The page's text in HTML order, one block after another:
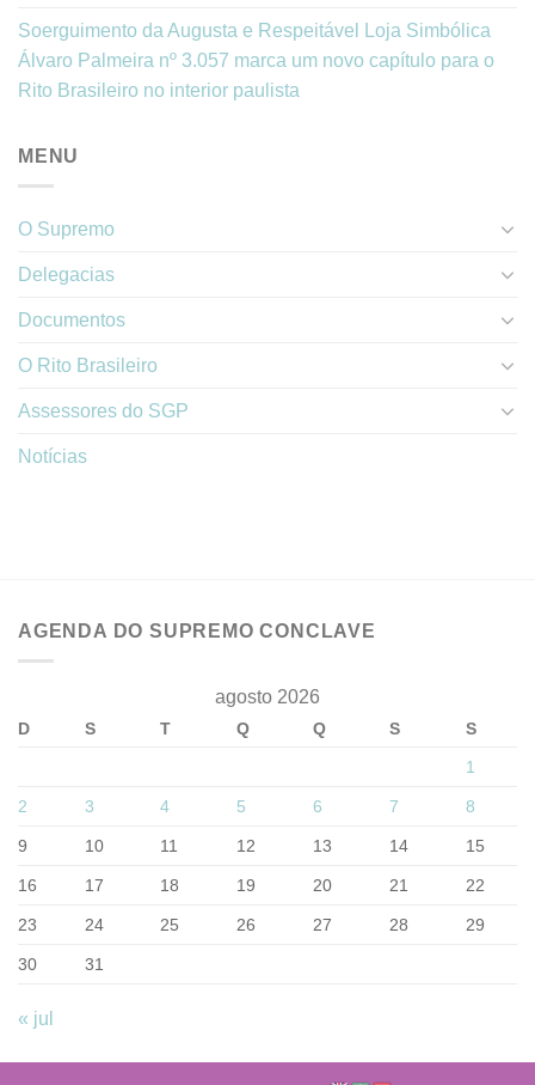
Soerguimento da Augusta e Respeitável Loja Simbólica
Álvaro Palmeira nº 3.057 marca um novo capítulo para o
Rito Brasileiro no interior paulista
MENU
O Supremo
Delegacias
Documentos
O Rito Brasileiro
Assessores do SGP
Notícias
AGENDA DO SUPREMO CONCLAVE
agosto 2026
D S T Q Q S
S
1
2 3 4 5 6 7 8
9 10 11 12 13 14 15
16 17 18 19 20 21 22
23 24 25 26 27 28 29
30 31
« jul